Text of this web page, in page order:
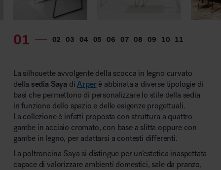
MillerKnoll
La silhouette avvolgente della scocca in legno curvato
della sedia Saya di Arperè abbinata a diverse tipologie di
basi che permettono di personalizzare lo stile della sedia
in funzione dello spazio e delle esigenze progettuali.
La collezione è infatti proposta con struttura a quattro
gambe in acciaio cromato, con base a slitta oppure con
gambe in legno, per adattarsi a contesti differenti.
La poltroncina Saya si distingue per un’estetica inaspettata
capace di valorizzare ambienti domestici, sale da pranzo,